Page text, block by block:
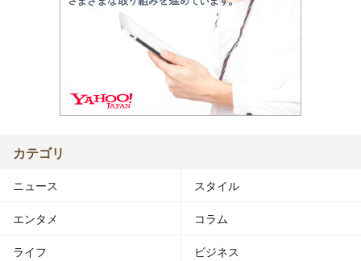
カテゴリ
ニュース スタイル
エンタメ コラム
ライフ ビジネス